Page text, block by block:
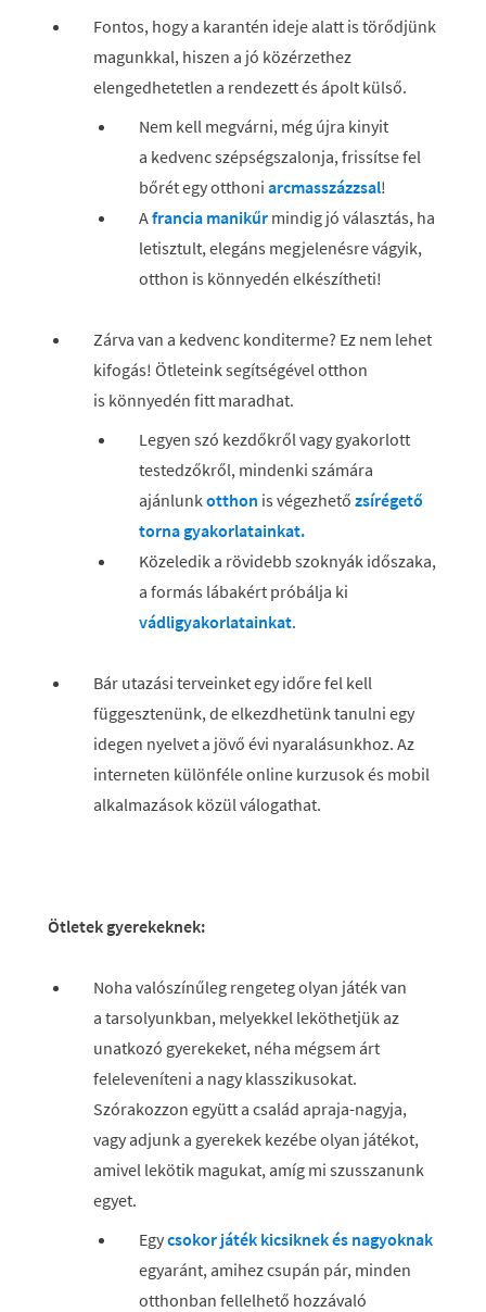
Fontos, hogy a karantén ideje alatt is törődjünk
magunkkal, hiszen a jó közérzethez
elengedhetetlen a rendezett és ápolt külső.
Nem kell megvárni, még újra kinyit
a kedvenc szépségszalonja, frissítse fel
bőrét egy otthoni arcmasszázzsal!
Afrancia manikűr mindig jó választás, ha
letisztult, elegáns megjelenésre vágyik,
otthon is könnyedén elkészítheti!
Zárva van a kedvenc konditerme? Ez nem lehet
kifogás! Ötleteink segítségével otthon
is könnyedén fitt maradhat.
Legyen szó kezdőkről vagy gyakorlott
testedzőkről, mindenki számára
ajánlunkotthon is végezhető zsírégető
torna gyakorlatainkat.
Közeledik a rövidebb szoknyák időszaka,
a formás lábakért próbálja ki
vádligyakorlatainkat.
Bár utazási terveinket egy időre fel kell
függesztenünk, de elkezdhetünk tanulni egy
idegen nyelvet a jövő évi nyaralásunkhoz. Az
interneten különféle online kurzusok és mobil
alkalmazások közül válogathat.
Ötletek gyerekeknek:
Noha valószínűleg rengeteg olyan játék van
a tarsolyunkban, melyekkel leköthetjük az
unatkozó gyerekeket, néha mégsem árt
feleleveníteni a nagy klasszikusokat.
Szórakozzon együtt a család apraja-nagyja,
vagy adjunk a gyerekek kezébe olyan játékot,
amivel lekötik magukat, amíg mi szusszanunk
egyet.
Egycsokor játék kicsiknek és nagyoknak
egyaránt, amihez csupán pár, minden
otthonban fellelhető hozzávaló